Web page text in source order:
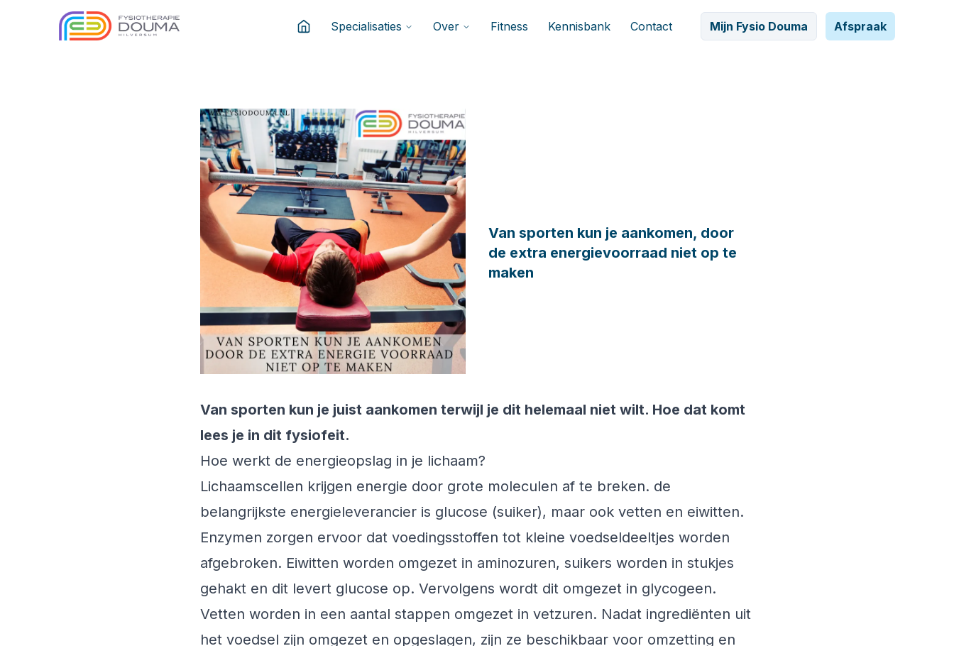
Specialisaties Over Fitness Kennisbank Contact Mijn Fysio Douma Afspraak
Van sporten kun je aankomen, door
de extra energievoorraad niet op te
maken
Van sporten kun je juist aankomen terwijl je dit helemaal niet wilt. Hoe dat komt
lees je in dit fysiofeit.
Hoe werkt de energieopslag in je lichaam?
Lichaamscellen krijgen energie door grote moleculen af te breken. de
belangrijkste energieleverancier is glucose (suiker), maar ook vetten en eiwitten.
Enzymen zorgen ervoor dat voedingsstoffen tot kleine voedseldeeltjes worden
afgebroken. Eiwitten worden omgezet in aminozuren, suikers worden in stukjes
gehakt en dit levert glucose op. Vervolgens wordt dit omgezet in glycogeen.
Vetten worden in een aantal stappen omgezet in vetzuren. Nadat ingrediënten uit
het voedsel zijn omgezet en opgeslagen, zijn ze beschikbaar voor omzetting en